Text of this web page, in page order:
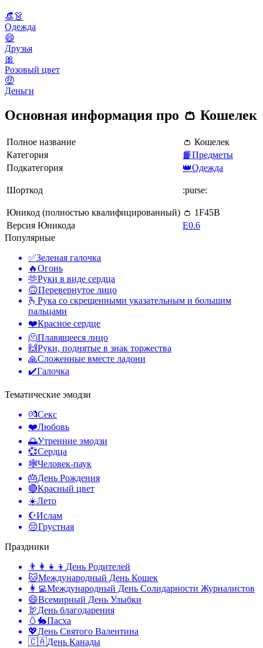
👒👗
Одежда
😄
Друзья
🎀
Розовый цвет
🤑
Деньги
Основная информация про 👛 Кошелек
Полное название
👛 Кошелек
Категория
📙Предметы
Подкатегория
👑Одежда
Шорткод :purse:
Юникод (полностью квалифицированный) 👛 1F45B
Версия Юникода
E0.6
Популярные
✅Зеленая галочка
🔥Огонь
🫶Руки в виде сердца
🙃Перевернутое лицо
🫰 Рука со скрещенными указательным и большим
пальцами
❤️Красное сердце
🫠Плавящееся лицо
🙌Руки, поднятые в знак торжества
🙏Сложенные вместе ладони
✔️Галочка
Тематические эмодзи
💏Секс
❤️Любовь
🌅Утренние эмодзи
💞Сердца
🕸️Человек-паук
🎂День Рождения
🔴Красный цвет
☀️Лето
☪️Ислам
😔Грустная
Праздники
👨‍👩‍👧‍👦 День Родителей
🐱Международный День Кошек
👩‍💻Международный День Солидарности Журналистов
😄Всемирный День Улыбки
🦃День благодарения
🥚🐇Пасха
💖День Святого Валентина
🇨🇦День Канады